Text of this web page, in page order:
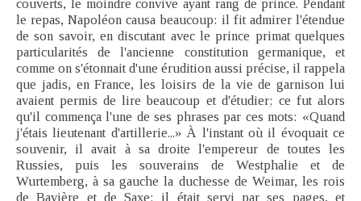
couverts, le moindre convive ayant rang de prince. Pendant
le repas, Napoléon causa beaucoup: il fit admirer l'étendue
de son savoir, en discutant avec le prince primat quelques
particularités de l'ancienne constitution germanique, et
comme on s'étonnait d'une érudition aussi précise, il rappela
que jadis, en France, les loisirs de la vie de garnison lui
avaient permis de lire beaucoup et d'étudier; ce fut alors
qu'il commença l'une de ses phrases par ces mots: «Quand
j'étais lieutenant d'artillerie...» À l'instant où il évoquait ce
souvenir, il avait à sa droite l'empereur de toutes les
Russies, puis les souverains de Westphalie et de
Wurtemberg, à sa gauche la duchesse de Weimar, les rois
de Bavière et de Saxe; il était servi par ses pages, et